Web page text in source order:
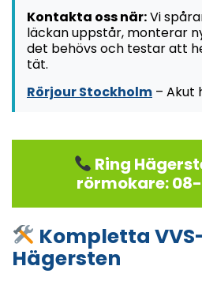
Kontakta oss när:Vi
läckan uppstår, monterar
det behövs och testar att
tät.
Rörjour Stockholm – Akut
Ring
rörmokare: 08-
Kompletta
Hägersten